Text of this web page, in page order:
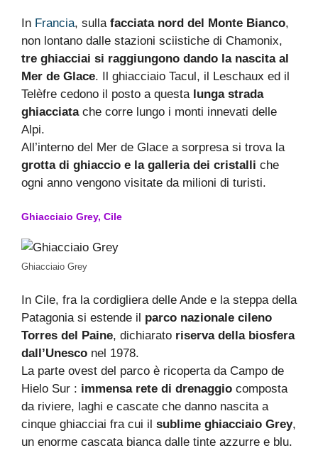
In Francia, sulla facciata nord del Monte Bianco,
non lontano dalle stazioni sciistiche di Chamonix,
tre ghiacciai si raggiungono dando la nascita al
Mer de Glace. Il ghiacciaio Tacul, il Leschaux ed il
Telèfre cedono il posto a questa lunga strada
ghiacciatache corre lungo i monti innevati delle
Alpi.
All’interno del Mer de Glace a sorpresa si trova la
grotta di ghiaccio e la galleria dei cristalli che
ogni anno vengono visitate da milioni di turisti.
Ghiacciaio Grey, Cile
Ghiacciaio Grey
In Cile, fra la cordigliera delle Ande e la steppa della
Patagonia si estende il parco nazionale cileno
Torres del Paine, dichiarato riserva della biosfera
dall’Unesco nel 1978.
La parte ovest del parco è ricoperta da Campo de
Hielo Sur : immensa rete di drenaggio composta
da riviere, laghi e cascate che danno nascita a
cinque ghiacciai fra cui il sublime ghiacciaio Grey,
un enorme cascata bianca dalle tinte azzurre e blu.